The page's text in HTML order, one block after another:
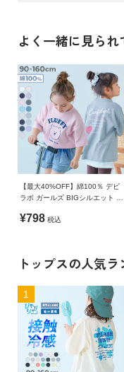
よく一緒に見られ
【最大40%OFF】綿100％ デビ
ラボ ガールズ BIGシルエット プ
¥798 税込
トップスの人気
1